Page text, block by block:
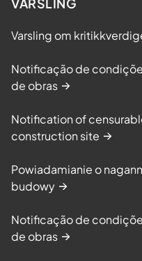
Varsling om
Notificação de
de obras
Notification of
construction site
Powiadamianie o
budowy
Notificação de
de obras